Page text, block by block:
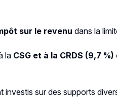
sur le revenu dans la
la CSG et à la CRDS (9,7 %)
investis sur des supports